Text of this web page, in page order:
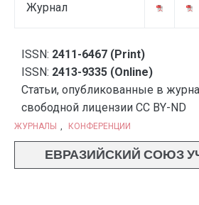
Журнал
ISSN: 2411-6467 (Print)
ISSN: 2413-9335 (Online)
Статьи, опубликованные в
свободной лицензии CC BY-ND
ЖУРНАЛЫ , КОНФЕРЕНЦИИ
ЕВРАЗИЙСКИЙ СОЮЗ